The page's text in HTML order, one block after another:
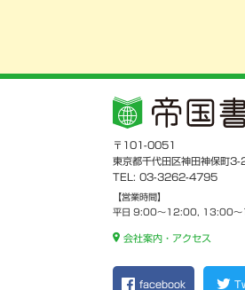
〒101-0051
東京都千代田区神田神保町3-
TEL: 03-3262-4795
【営業時間】
平日 9:00～12:00, 13:00
会社案内・アクセス
facebook